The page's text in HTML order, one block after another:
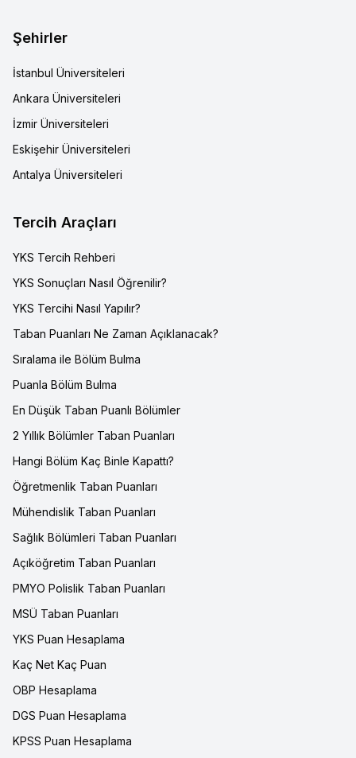
Şehirler
İstanbul Üniversiteleri
Ankara Üniversiteleri
İzmir Üniversiteleri
Eskişehir Üniversiteleri
Antalya Üniversiteleri
Tercih Araçları
YKS Tercih Rehberi
YKS Sonuçları Nasıl Öğrenilir?
YKS Tercihi Nasıl Yapılır?
Taban Puanları Ne Zaman Açıklanacak?
Sıralama ile Bölüm Bulma
Puanla Bölüm Bulma
En Düşük Taban Puanlı Bölümler
2 Yıllık Bölümler Taban Puanları
Hangi Bölüm Kaç Binle Kapattı?
Öğretmenlik Taban Puanları
Mühendislik Taban Puanları
Sağlık Bölümleri Taban Puanları
Açıköğretim Taban Puanları
PMYO Polislik Taban Puanları
MSÜ Taban Puanları
YKS Puan Hesaplama
Kaç Net Kaç Puan
OBP Hesaplama
DGS Puan Hesaplama
KPSS Puan Hesaplama